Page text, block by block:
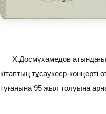
Х.Досмұхамедов атындағы
кітаптың тұсаукеср-
туғанына 95 жыл толуына